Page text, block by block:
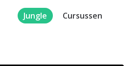
Jungle Cursussen